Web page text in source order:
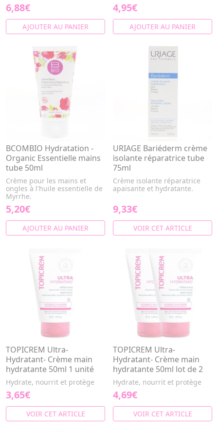
6,88€
AJOUTER AU PANIER
4,95€
AJOUTER AU PANIER
BCOMBIO Hydratation -
Organic Essentielle mains
tube 50ml
Crème pour les mains et
ongles à l'huile essentielle de
Myrrhe.
5,20€
AJOUTER AU PANIER
URIAGE Bariéderm crème
isolante réparatrice tube
75ml
Crème isolante réparatrice
apaisante et hydratante.
9,33€
VOIR CET ARTICLE
TOPICREM Ultra-
Hydratant- Crème main
hydratante 50ml 1 unité
Hydrate, nourrit et protège
3,65€
VOIR CET ARTICLE
TOPICREM Ultra-
Hydratant- Crème main
hydratante 50ml lot de 2
Hydrate, nourrit et protège
4,69€
VOIR CET ARTICLE